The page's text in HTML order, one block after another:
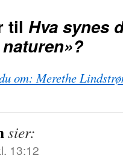
til Hva synes
om: Merethe
sier:
13:12